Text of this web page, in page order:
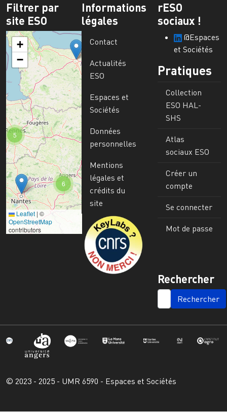
Filtrer par
site ESO
6
5
+
−
Leaflet | ©
OpenStreetMap
contributors
Informations
légales
Contact
Actualités
ESO
Espaces et
Sociétés
Données
personnelles
Mentions
légales et
crédits du
site
Image
rESO
sociaux !
@Espaces
et Sociétés
Pratiques
Collection
ESO HAL-
SHS
Atlas
sociaux ESO
Créer un
compte
Se connecter
Mot de passe
Rechercher
SEARCH
© 2023 - 2025 - UMR 6590 - Espaces et Sociétés